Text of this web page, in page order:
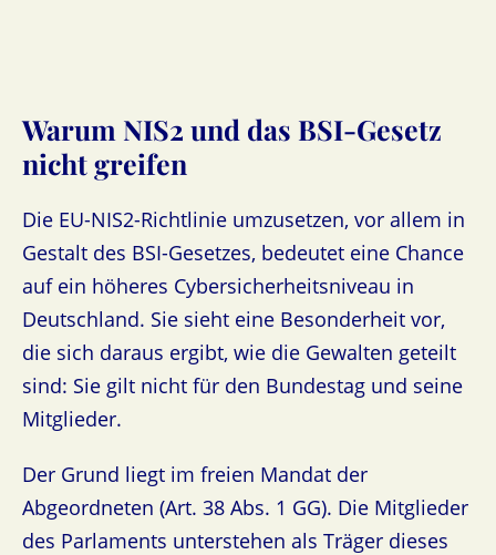
Warum NIS2 und das BSI-Gesetz
nicht greifen
Die EU-NIS2-Richtlinie umzusetzen, vor allem in
Gestalt des BSI-Gesetzes, bedeutet eine Chance
auf ein höheres Cybersicherheitsniveau in
Deutschland. Sie sieht eine Besonderheit vor,
die sich daraus ergibt, wie die Gewalten geteilt
sind: Sie gilt nicht für den Bundestag und seine
Mitglieder.
Der Grund liegt im freien Mandat der
Abgeordneten (Art. 38 Abs. 1 GG). Die Mitglieder
des Parlaments unterstehen als Träger dieses